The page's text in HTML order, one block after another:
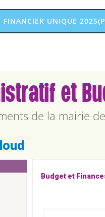
FINANCIER UNIQUE
et
de la mairie
Budget et